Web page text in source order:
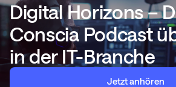
Digital Horizons –
Conscia Podcast
in der IT-Branche
Jetzt anhören